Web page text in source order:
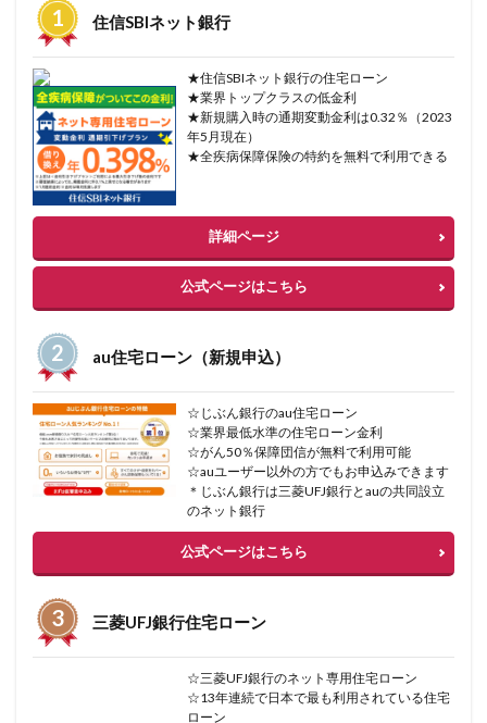
住信SBIネット銀行
★住信SBIネット銀行の住宅ローン
★業界トップクラスの低金利
★新規購入時の通期変動金利は0.32％（2023
年5月現在）
★全疾病保障保険の特約を無料で利用できる
詳細ページ
公式ページはこちら
au住宅ローン（新規申込）
☆じぶん銀行のau住宅ローン
☆業界最低水準の住宅ローン金利
☆がん50％保障団信が無料で利用可能
☆auユーザー以外の方でもお申込みできます
＊じぶん銀行は三菱UFJ銀行とauの共同設立
のネット銀行
公式ページはこちら
三菱UFJ銀行住宅ローン
☆三菱UFJ銀行のネット専用住宅ローン
☆13年連続で日本で最も利用されている住宅
ローン